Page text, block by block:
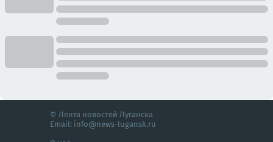
© Лента новостей Луганска
Email: info@news-lugansk.ru